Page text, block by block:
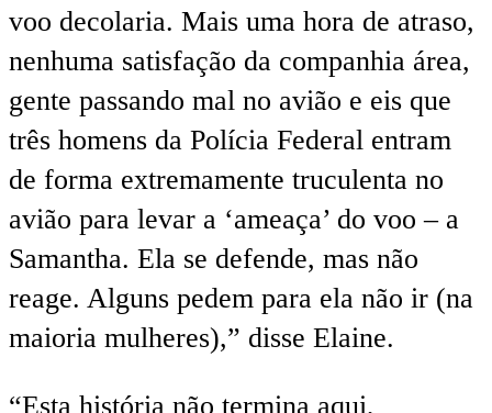
voo decolaria. Mais uma hora de atraso,
nenhuma satisfação da companhia área,
gente passando mal no avião e eis que
três homens da Polícia Federal entram
de forma extremamente truculenta no
avião para levar a ‘ameaça’ do voo – a
Samantha. Ela se defende, mas não
reage. Alguns pedem para ela não ir (na
maioria mulheres),” disse Elaine.
“Esta história não termina aqui,